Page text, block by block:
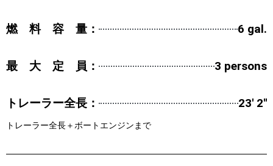
燃 料 容 量： 6 gal.
最 大 定 員： 3 persons
トレーラー全長： 23' 2''
トレーラー全長＋ボートエンジンまで